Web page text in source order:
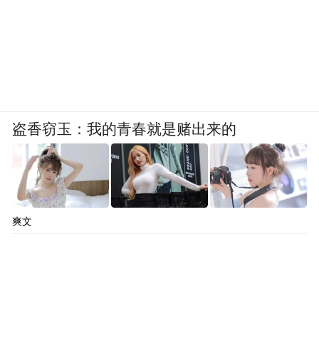
盗香窃玉：我的青春就是赌出来的
爽文